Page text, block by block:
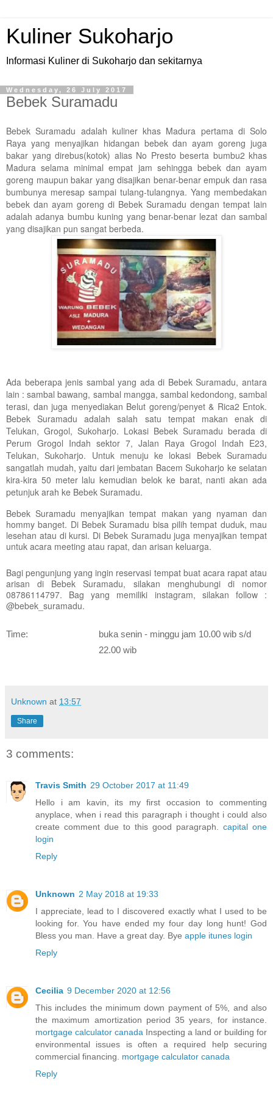
Kuliner Sukoharjo
Informasi Kuliner di Sukoharjo dan sekitarnya
Wednesday, 26 July 2017
Bebek Suramadu
Bebek Suramadu adalah kuliner khas Madura pertama di Solo
Raya yang menyajikan hidangan bebek dan ayam goreng juga
bakar yang direbus(kotok) alias No Presto beserta bumbu2 khas
Madura selama minimal empat jam sehingga bebek dan ayam
goreng maupun bakar yang disajikan benar-benar empuk dan rasa
bumbunya meresap sampai tulang-tulangnya. Yang membedakan
bebek dan ayam goreng di Bebek Suramadu dengan tempat lain
adalah adanya bumbu kuning yang benar-benar lezat dan sambal
yang disajikan pun sangat berbeda.
Ada beberapa jenis sambal yang ada di Bebek Suramadu, antara
lain : sambal bawang, sambal mangga, sambal kedondong, sambal
terasi, dan juga menyediakan Belut goreng/penyet & Rica2 Entok.
Bebek Suramadu adalah salah satu tempat makan enak di
Telukan, Grogol, Sukoharjo. Lokasi Bebek Suramadu berada di
Perum Grogol Indah sektor 7, Jalan Raya Grogol Indah E23,
Telukan, Sukoharjo. Untuk menuju ke lokasi Bebek Suramadu
sangatlah mudah, yaitu dari jembatan Bacem Sukoharjo ke selatan
kira-kira 50 meter lalu kemudian belok ke barat, nanti akan ada
petunjuk arah ke Bebek Suramadu.
Bebek Suramadu menyajikan tempat makan yang nyaman dan
hommy banget. Di Bebek Suramadu bisa pilih tempat duduk, mau
lesehan atau di kursi. Di Bebek Suramadu juga menyajikan tempat
untuk acara meeting atau rapat, dan arisan keluarga.
Bagi pengunjung yang ingin reservasi tempat buat acara rapat atau
arisan di Bebek Suramadu, silakan menghubungi di nomor
08786114797. Bag yang memiliki instagram, silakan follow :
@bebek_suramadu.
Time:
buka senin - minggu jam 10.00 wib s/d
22.00 wib
Unknown at 13:57
Share
3 comments:
Travis Smith 29 October 2017 at 11:49
Hello i am kavin, its my first occasion to commenting
anyplace, when i read this paragraph i thought i could also
create comment due to this good paragraph. capital one
login
Reply
Unknown 2 May 2018 at 19:33
I appreciate, lead to I discovered exactly what I used to be
looking for. You have ended my four day long hunt! God
Bless you man. Have a great day. Bye apple itunes login
Reply
Cecilia 9 December 2020 at 12:56
This includes the minimum down payment of 5%, and also
the maximum amortization period 35 years, for instance.
mortgage calculator canada Inspecting a land or building for
environmental issues is often a required help securing
commercial financing. mortgage calculator canada
Reply